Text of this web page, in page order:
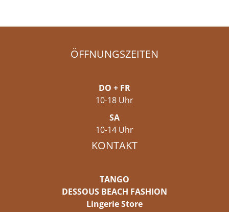
ÖFFNUNGSZEITEN
DO + FR
10-18 Uhr
SA
10-14 Uhr
KONTAKT
TANGO
DESSOUS BEACH FASHION
Lingerie Store